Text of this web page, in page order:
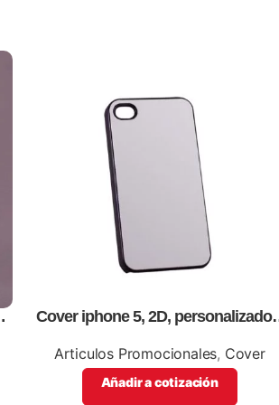
Cover iphone 5, 2D,
Articulos Promocionales, Cover
Añadir a cotización